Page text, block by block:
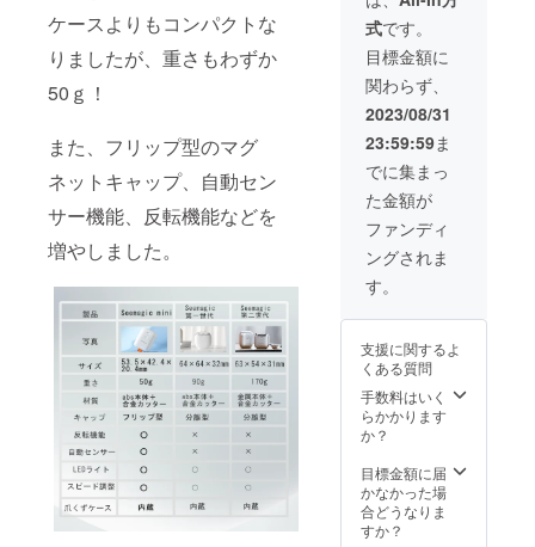
ケースよりもコンパクトな
りましたが、重さもわずか
50ｇ！
また、フリップ型のマグ
ネットキャップ、自動セン
サー機能、反転機能などを
増やしました。
物： ・
「Seem
agic
mini」
本体 ・
掃除用
ブラシ
・充電
ケーブ
ル ・取
扱説明
書 各×2
式です。
目標金額に
関わらず、
2023/08/31
23:59:59ま
でに集まっ
た金額が
ファンディ
ングされま
す。
支援に関するよ
くある質問
手数料はいく
らかかります
か？
目標金額に届
かなかった場
合どうなりま
すか？